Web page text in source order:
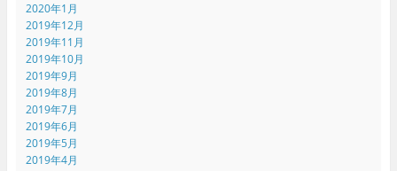
2020年1月
2019年12月
2019年11月
2019年10月
2019年9月
2019年8月
2019年7月
2019年6月
2019年5月
2019年4月